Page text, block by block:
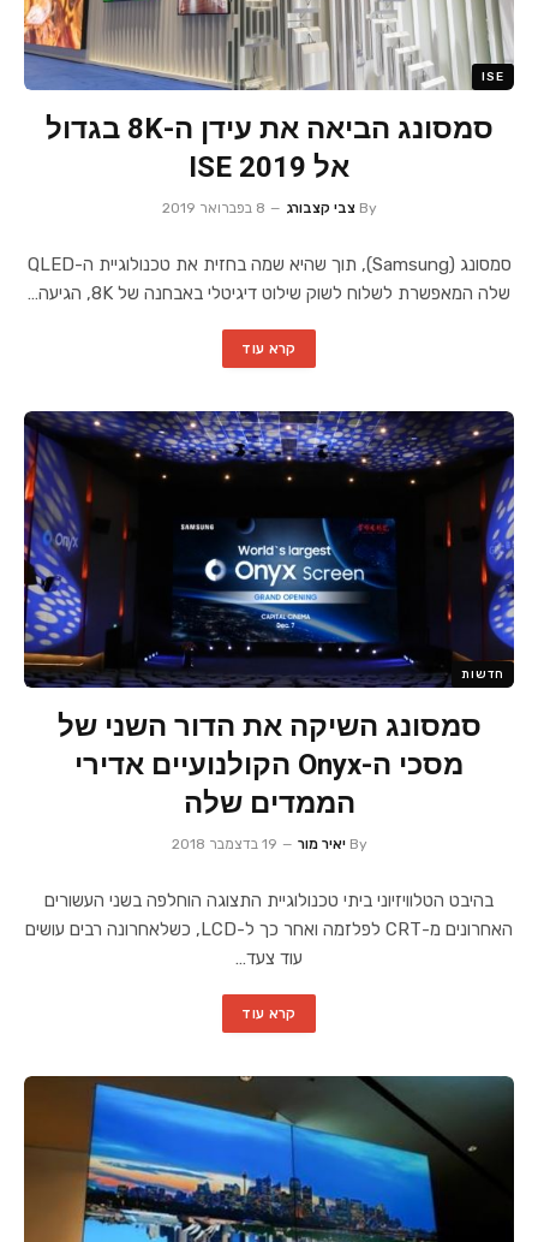
ISE
סמסונג הביאה את עידן ה-8K בגדול
אל ISE 2019
By צבי קצבורג 8 בפברואר 2019
סמסונג (Samsung), תוך שהיא שמה בחזית את טכנולוגיית ה-QLED
שלה המאפשרת לשלוח לשוק שילוט דיגיטלי באבחנה של 8K, הגיעה…
קרא עוד
חדשות
סמסונג השיקה את הדור השני של
מסכי ה-Onyx הקולנועיים אדירי
הממדים שלה
By יאיר מור 19 בדצמבר 2018
בהיבט הטלוויזיוני ביתי טכנולוגיית התצוגה הוחלפה בשני העשורים
האחרונים מ-CRT לפלזמה ואחר כך ל-LCD, כשלאחרונה רבים עושים
עוד צעד…
קרא עוד